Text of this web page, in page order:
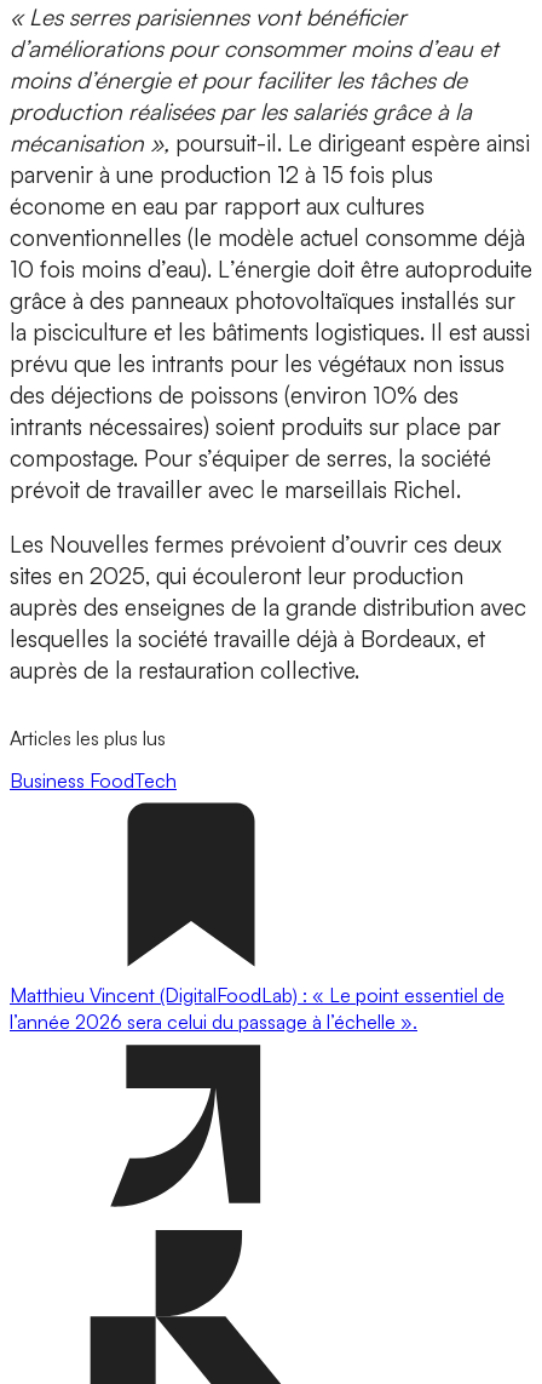
« Les serres parisiennes vont bénéficier
d’améliorations pour consommer moins d’eau et
moins d’énergie et pour faciliter les tâches de
production réalisées par les salariés grâce à la
mécanisation », poursuit-il. Le dirigeant espère ainsi
parvenir à une production 12 à 15 fois plus
économe en eau par rapport aux cultures
conventionnelles (le modèle actuel consomme déjà
10 fois moins d’eau). L’énergie doit être autoproduite
grâce à des panneaux photovoltaïques installés sur
la pisciculture et les bâtiments logistiques. Il est aussi
prévu que les intrants pour les végétaux non issus
des déjections de poissons (environ 10% des
intrants nécessaires) soient produits sur place par
compostage. Pour s’équiper de serres, la société
prévoit de travailler avec le marseillais Richel.
Les Nouvelles fermes prévoient d’ouvrir ces deux
sites en 2025, qui écouleront leur production
auprès des enseignes de la grande distribution avec
lesquelles la société travaille déjà à Bordeaux, et
auprès de la restauration collective.
Articles les plus lus
Business FoodTech
Matthieu Vincent (DigitalFoodLab) : « Le point essentiel de
l’année 2026 sera celui du passage à l’échelle ».